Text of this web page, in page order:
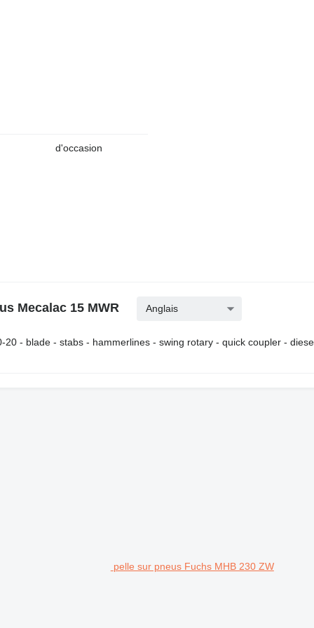
d'occasion
Mecalac 15 MWR Anglais
- blade - stabs - hammerlines - swing rotary - quick coupler -
pelle sur pneus Fuchs MHB 230 ZW